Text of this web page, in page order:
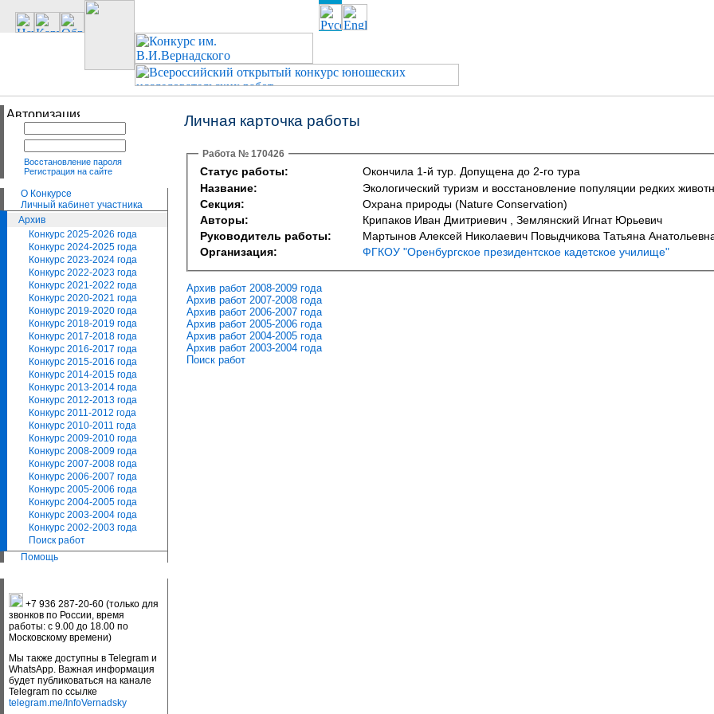
Восстановление пароля
Регистрация на сайте
О Конкурсе
Личный кабинет участника
Архив
Конкурс 2025-2026 года
Конкурс 2024-2025 года
Конкурс 2023-2024 года
Конкурс 2022-2023 года
Конкурс 2021-2022 года
Конкурс 2020-2021 года
Конкурс 2019-2020 года
Конкурс 2018-2019 года
Конкурс 2017-2018 года
Конкурс 2016-2017 года
Конкурс 2015-2016 года
Конкурс 2014-2015 года
Конкурс 2013-2014 года
Конкурс 2012-2013 года
Конкурс 2011-2012 года
Конкурс 2010-2011 года
Конкурс 2009-2010 года
Конкурс 2008-2009 года
Конкурс 2007-2008 года
Конкурс 2006-2007 года
Конкурс 2005-2006 года
Конкурс 2004-2005 года
Конкурс 2003-2004 года
Конкурс 2002-2003 года
Поиск работ
Помощь
+7 936 287-20-60 (только для
звонков по России, время
работы: с 9.00 до 18.00 по
Московскому времени)
Мы также доступны в Telegram и
WhatsApp. Важная информация
будет публиковаться на канале
Telegram по ссылке
telegram.me/InfoVernadsky
Личная карточка работы
Работа № 170426
Статус работы:
Окончила 1-й тур. Допущена до 2-го тура
Название:
Экологический туризм и восстановление популяции редких
Секция:
Охрана природы (Nature Conservation)
Авторы:
Крипаков Иван Дмитриевич , Землянский Игнат Юрьевич
Руководитель работы:
Мартынов Алексей Николаевич Повыдчикова Татьяна
Организация:
ФГКОУ "Оренбургское президентское кадетское училище"
Архив работ 2008-2009 года
Архив работ 2007-2008 года
Архив работ 2006-2007 года
Архив работ 2005-2006 года
Архив работ 2004-2005 года
Архив работ 2003-2004 года
Поиск работ